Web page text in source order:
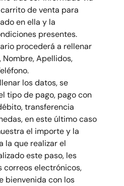
de venta para
en ella y la
presentes.
procederá a rellenar
Apellidos,
los datos, se
tipo de pago, pago con
transferencia
en este último caso
el importe y la
la que realizar el
este paso, les
correos electrónicos,
bienvenida con los